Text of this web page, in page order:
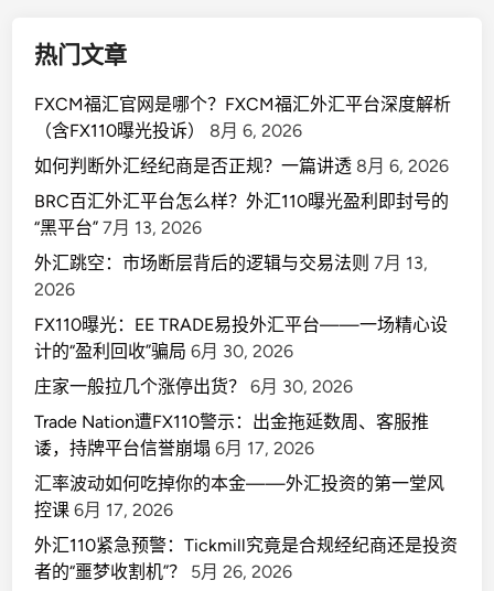
热门文章
FXCM福汇官网是哪个？FXCM福汇外汇平台深度解析
（含FX110曝光投诉）
8月 6, 2026
如何判断外汇经纪商是否正规？一篇讲透 8月 6, 2026
BRC百汇外汇平台怎么样？外汇110曝光盈利即封号的
“黑平台” 7月 13, 2026
外汇跳空：市场断层背后的逻辑与交易法则 7月 13,
2026
FX110曝光：EE TRADE易投外汇平台——一场精心设
计的“盈利回收”骗局 6月 30, 2026
庄家一般拉几个涨停出货？
6月 30, 2026
Trade Nation遭FX110警示：出金拖延数周、客服推
诿，持牌平台信誉崩塌 6月 17, 2026
汇率波动如何吃掉你的本金——外汇投资的第一堂风
控课 6月 17, 2026
外汇110紧急预警：Tickmill究竟是合规经纪商还是投资
者的“噩梦收割机”？
5月 26, 2026